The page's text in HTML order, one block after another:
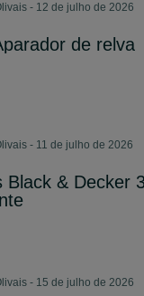
- 12 de julho de 2026
de relva
- 11 de julho de 2026
Black & Decker
- 15 de julho de 2026